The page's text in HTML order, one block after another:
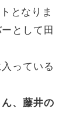
となりま
として田
っている
、藤井の